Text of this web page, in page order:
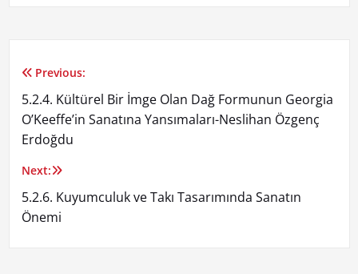
Yazı
gezinmesi
Previous:
5.2.4. Kültürel Bir İmge Olan Dağ Formunun Georgia
O’Keeffe’in Sanatına Yansımaları-Neslihan Özgenç
Erdoğdu
Next:
5.2.6. Kuyumculuk ve Takı Tasarımında Sanatın
Önemi